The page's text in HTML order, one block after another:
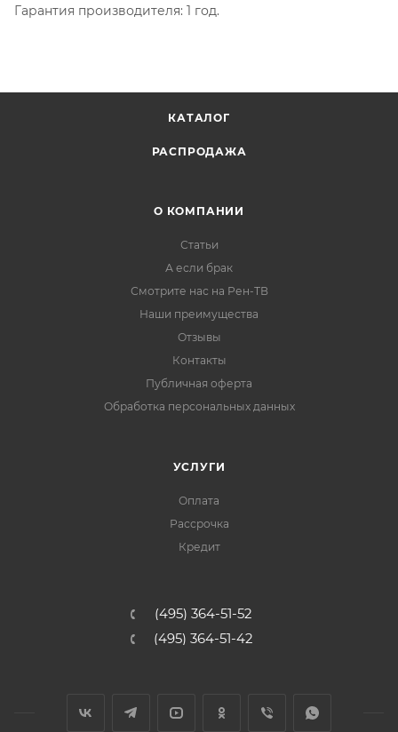
Гарантия производителя: 1 год.
КАТАЛОГ
РАСПРОДАЖА
О КОМПАНИИ
Статьи
А если брак
Смотрите нас на Рен-ТВ
Наши преимущества
Отзывы
Контакты
Публичная оферта
Обработка персональных данных
УСЛУГИ
Оплата
Рассрочка
Кредит
(495) 364-51-52
(495) 364-51-42